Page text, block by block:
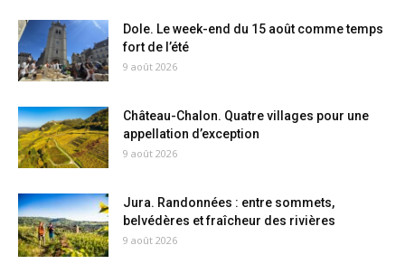
Dole. Le week-end du 15 août comme temps
fort de l’été
9 août 2026
Château-Chalon. Quatre villages pour une
appellation d’exception
9 août 2026
Jura. Randonnées : entre sommets,
belvédères et fraîcheur des rivières
9 août 2026